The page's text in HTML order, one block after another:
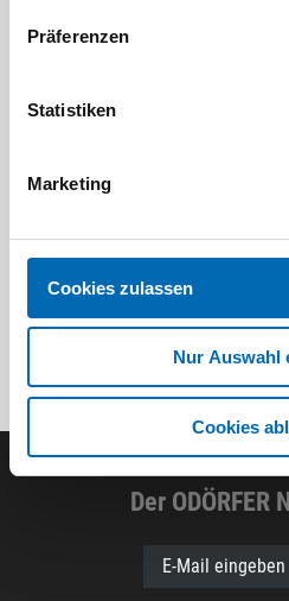
Präferenzen
Statistiken
Marketing
Cookies zulassen
Nur Auswahl
Cookies
SELFCLEAN Filtersack SC
Der
E-Mail eingeben